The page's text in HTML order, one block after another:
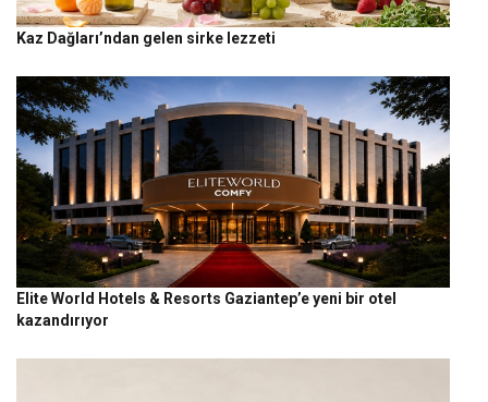
Kaz Dağları’ndan gelen sirke lezzeti
Elite World Hotels & Resorts Gaziantep’e yeni bir otel
kazandırıyor